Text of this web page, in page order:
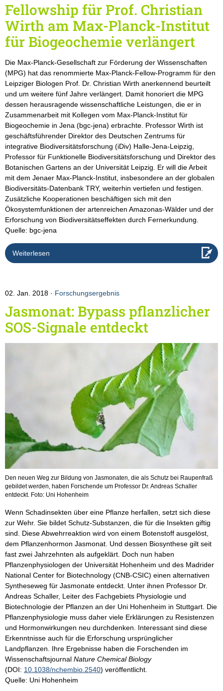
Fellowship für Prof. Christian
Wirth am Max-Planck-Institut
für Biogeochemie verlängert
Die Max-Planck-Gesellschaft zur Förderung der Wissenschaften
(MPG) hat das renommierte Max-Planck-Fellow-Programm für den
Leipziger Biologen Prof. Dr. Christian Wirth anerkennend beurteilt
und um weitere fünf Jahre verlängert. Damit honoriert die MPG
dessen herausragende wissenschaftliche Leistungen, die er in
Zusammenarbeit mit Kollegen vom Max-Planck-Institut für
Biogeochemie in Jena (bgc-jena) erbrachte. Professor Wirth ist
geschäftsführender Direktor des Deutschen Zentrums für
integrative Biodiversitätsforschung (iDiv) Halle-Jena-Leipzig,
Professor für Funktionelle Biodiversitätsforschung und Direktor des
Botanischen Gartens an der Universität Leipzig. Er will die Arbeit
mit dem Jenaer Max-Planck-Institut, insbesondere an der globalen
Biodiversitäts-Datenbank TRY, weiterhin vertiefen und festigen.
Zusätzliche Kooperationen beschäftigen sich mit den
Ökosystemfunktionen der artenreichen Amazonas-Wälder und der
Erforschung von Biodiversitätseffekten durch Fernerkundung.
Quelle: bgc-jena
Weiterlesen
02. Jan. 2018 Forschungsergebnis
Jasmonat: Bypass pflanzlicher
SOS-Signale entdeckt
Den neuen Weg zur Bildung von Jasmonaten, die als Schutz bei Raupenfraß
gebildet werden, haben Forschende um Professor Dr. Andreas Schaller
entdeckt. Foto: Uni Hohenheim
Wenn Schadinsekten über eine Pflanze herfallen, setzt sich diese
zur Wehr. Sie bildet Schutz-Substanzen, die für die Insekten giftig
sind. Diese Abwehrreaktion wird von einem Botenstoff ausgelöst,
dem Pflanzenhormon Jasmonat. Und dessen Biosynthese gilt seit
fast zwei Jahrzehnten als aufgeklärt. Doch nun haben
Pflanzenphysiologen der Universität Hohenheim und des Madrider
National Center for Biotechnology (CNB-CSIC) einen alternativen
Syntheseweg für Jasmonate entdeckt. Unter ihnen Professor Dr.
Andreas Schaller, Leiter des Fachgebiets Physiologie und
Biotechnologie der Pflanzen an der Uni Hohenheim in Stuttgart. Die
Pflanzenphysiologie muss daher viele Erklärungen zu Resistenzen
und Hormonwirkungen neu durchdenken. Interessant sind diese
Erkenntnisse auch für die Erforschung ursprünglicher
Landpflanzen. Ihre Ergebnisse haben die Forschenden im
Wissenschaftsjournal Nature Chemical Biology
(DOI: 10.1038/nchembio.2540) veröffentlicht.
Quelle: Uni Hohenheim